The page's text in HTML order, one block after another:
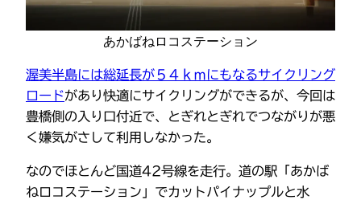
あかばねロコステーション
渥美半島には総延長が５４ｋｍにもなるサイクリング
ロードがあり快適にサイクリングができるが、今回は
豊橋側の入り口付近で、とぎれとぎれでつながりが悪
く嫌気がさして利用しなかった。
なのでほとんど国道42号線を走行。道の駅「あかば
ねロコステーション」でカットパイナップルと水